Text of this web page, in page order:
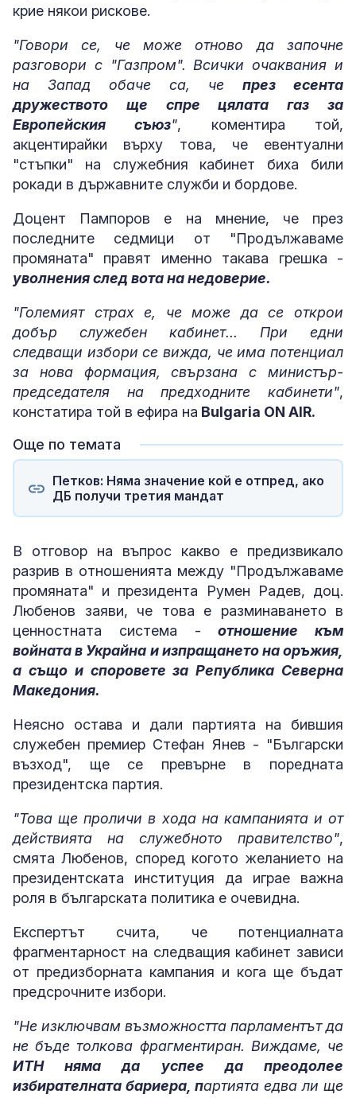
крие някои рискове.
"Говори се, че може отново да започне
разговори с "Газпром". Всички очаквания и
на Запад обаче са, че през есента
дружеството ще спре цялата газ за
Европейския съюз", коментира той,
акцентирайки върху това, че евентуални
"стъпки" на служебния кабинет биха били
рокади в държавните служби и бордове.
Доцент Пампоров е на мнение, че през
последните седмици от "Продължаваме
промяната" правят именно такава грешка -
уволнения след вота на недоверие.
"Големият страх е, че може да се открои
добър служебен кабинет... При едни
следващи избори се вижда, че има потенциал
за нова формация, свързана с министър-
председателя на предходните кабинети",
констатира той в ефира на Bulgaria ON AIR.
Още по темата
Петков: Няма значение кой е отпред, ако
ДБ получи третия мандат
В отговор на въпрос какво е предизвикало
разрив в отношенията между "Продължаваме
промяната" и президента Румен Радев, доц.
Любенов заяви, че това е разминаването в
ценностната система - отношение към
войната в Украйна и изпращането на оръжия,
а също и споровете за Република Северна
Македония.
Неясно остава и дали партията на бившия
служебен премиер Стефан Янев - "Български
възход", ще се превърне в поредната
президентска партия.
"Това ще проличи в хода на кампанията и от
действията на служебното правителство",
смята Любенов, според когото желанието на
президентската институция да играе важна
роля в българската политика е очевидна.
Експертът счита, че потенциалната
фрагментарност на следващия кабинет зависи
от предизборната кампания и кога ще бъдат
предсрочните избори.
"Не изключвам възможността парламентът да
не бъде толкова фрагментиран. Виждаме, че
ИТН няма да успее да преодолее
избирателната бариера, партията едва ли ще